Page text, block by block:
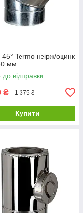
45° Termo неірж/оцинк
мм
до відправки
₴ 1 375 ₴
Купити